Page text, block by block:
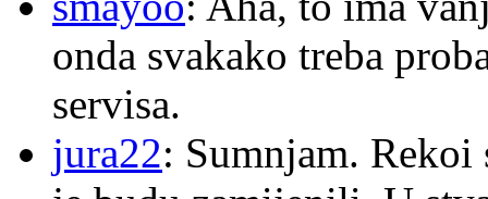
onda svakako treba
servisa.
jura22: Sumnjam. Rekoi